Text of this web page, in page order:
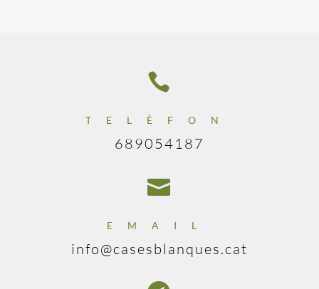

TELÈFON
689054187

EMAIL
info@casesblanques.cat